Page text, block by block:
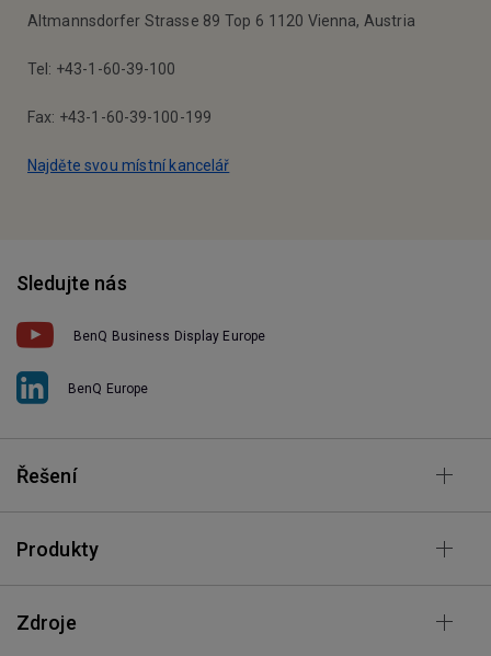
Altmannsdorfer Strasse 89 Top 6 1120 Vienna, Austria
Tel: +43-1-60-39-100
Fax: +43-1-60-39-100-199
Najděte svou místní kancelář
Sledujte nás
BenQ Business Display Europe
BenQ Europe
Řešení
Produkty
Zdroje